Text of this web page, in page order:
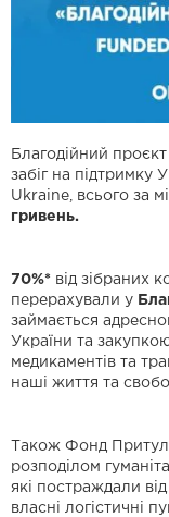
Благодійний проєкт
забіг на підтримку
Ukraine, всього за
гривень.
70%* від зібраних
перерахували у
займається
України та
медикаментів та
наші життя та
Також Фонд
розподілом
які постраждали
власні логістичні